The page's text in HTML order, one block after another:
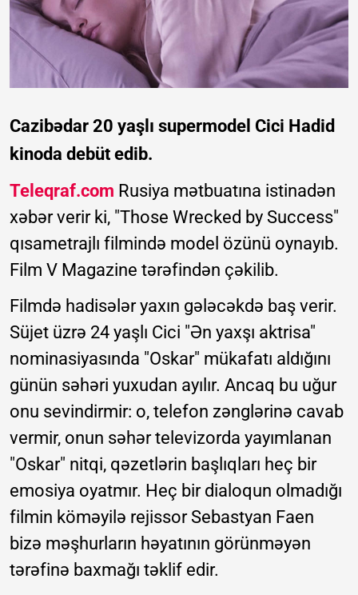
Cazibədar 20 yaşlı supermodel Cici Hadid
kinoda debüt edib.
Teleqraf.com Rusiya mətbuatına istinadən
xəbər verir ki, "Those Wrecked by Success"
qısametrajlı filmində model özünü oynayıb.
Film V Magazine tərəfindən çəkilib.
Filmdə hadisələr yaxın gələcəkdə baş verir.
Süjet üzrə 24 yaşlı Cici "Ən yaxşı aktrisa"
nominasiyasında "Oskar" mükafatı aldığını
günün səhəri yuxudan ayılır. Ancaq bu uğur
onu sevindirmir: o, telefon zənglərinə cavab
vermir, onun səhər televizorda yayımlanan
"Oskar" nitqi, qəzetlərin başlıqları heç bir
emosiya oyatmır. Heç bir dialoqun olmadığı
filmin köməyilə rejissor Sebastyan Faen
bizə məşhurların həyatının görünməyən
tərəfinə baxmağı təklif edir.